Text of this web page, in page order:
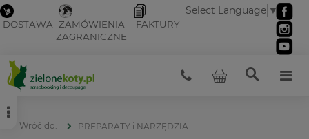
DOSTAWA ZAMÓWIENIA
ZAGRANICZNE
FAKTURY
Select Language ▼
PREPARATY i NARZĘDZIA